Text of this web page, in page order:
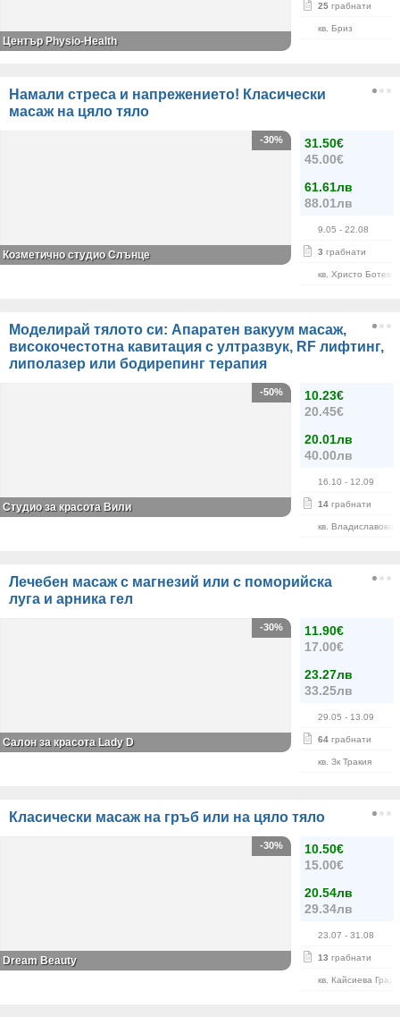
25 грабнати
кв. Бриз
Център Physio-Health
Намали стреса и напрежението! Класически
масаж на цяло тяло
31.50€
45.00€
61.61лв
88.01лв
9.05 - 22.08
3 грабнати
кв. Христо Ботев
-30%
Козметично студио Слънце
Моделирай тялото си: Апаратен вакуум масаж,
високочестотна кавитация с ултразвук, RF лифтинг,
липолазер или бодирепинг терапия
10.23€
20.45€
20.01лв
40.00лв
16.10 - 12.09
14 грабнати
кв. Владиславово
-50%
Студио за красота Вили
Лечебен масаж с магнезий или с поморийска
луга и арника гел
11.90€
17.00€
23.27лв
33.25лв
29.05 - 13.09
64 грабнати
кв. Зк Тракия
-30%
Салон за красота Lady D
Класически масаж на гръб или на цяло тяло
10.50€
15.00€
20.54лв
29.34лв
23.07 - 31.08
13 грабнати
кв. Кайсиева
-30%
Dream Beauty